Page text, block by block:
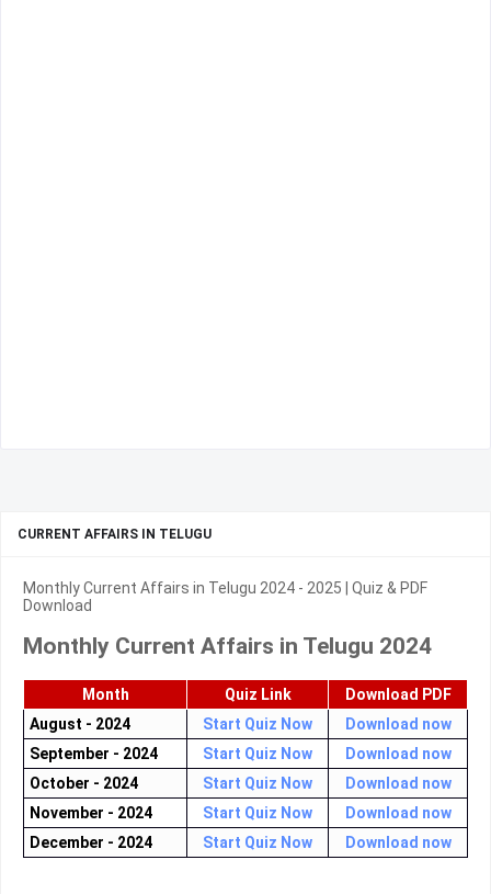
CURRENT AFFAIRS IN TELUGU
Monthly Current Affairs in Telugu 2024 - 2025 | Quiz & PDF
Download
Monthly Current Affairs in Telugu 2024
Month Quiz Link
Download PDF
August - 2024
Start Quiz Now
Download now
September - 2024
Start Quiz Now
Download now
October - 2024
Start Quiz Now
Download now
November - 2024
Start Quiz Now
Download now
December - 2024
Start Quiz Now Download now